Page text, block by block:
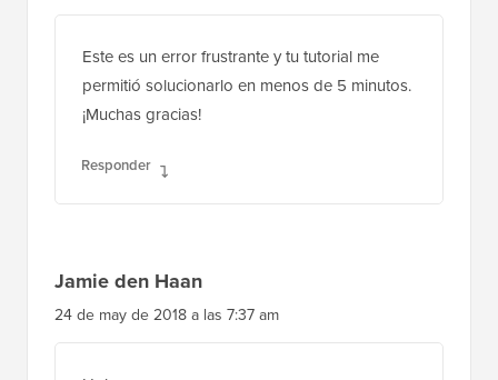
Este es un error frustrante y tu tutorial me
permitió solucionarlo en menos de 5 minutos.
¡Muchas gracias!
Responder
Jamie den Haan
24 de may de 2018 a las 7:37 am